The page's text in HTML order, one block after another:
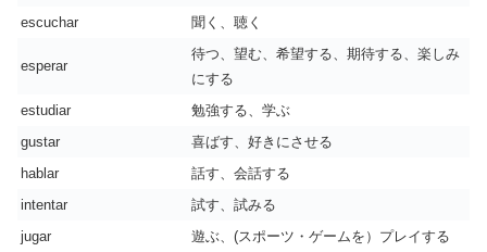
escuchar
聞く、聴く
esperar
待つ、望む、希望する、期待する、楽しみ
にする
estudiar
勉強する、学ぶ
gustar
喜ばす、好きにさせる
hablar
話す、会話する
intentar
試す、試みる
jugar
遊ぶ、(スポーツ・ゲームを）プレイする